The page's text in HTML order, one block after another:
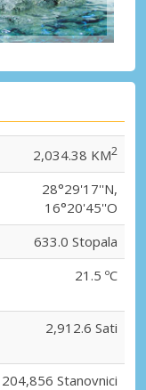
2,034.38 KM2
28°29'17''N,
16°20'45''O
633.0 Stopala
21.5 ºC
2,912.6 Sati
204,856 Stanovnici